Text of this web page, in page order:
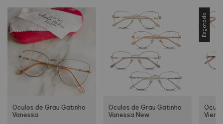
Óculos de Grau Gatinho
Vanessa
Óculos de Grau Gatinho
Vanessa New
Esgotado
Viena